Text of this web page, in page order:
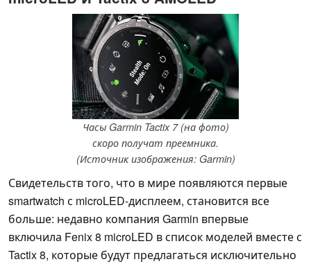
Часы Garmin Tactix 7 (на фото)
скоро получат преемника.
(Источник изображения: Garmin)
Свидетельств того, что в мире появляются первые
smartwatch с microLED-дисплеем, становится все
больше: недавно компания Garmin впервые
включила Fenix 8 microLED в список моделей вместе с
Tactix 8, которые будут предлагаться исключительно